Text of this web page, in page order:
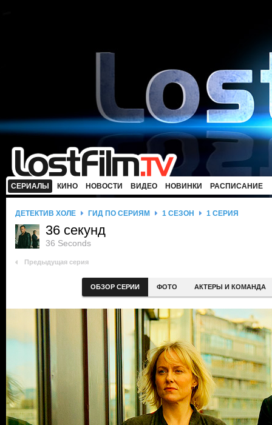
СЕРИАЛЫ КИНО НОВОСТИ ВИДЕО НОВИНКИ РАСПИСАНИЕ
ДЕТЕКТИВ ХОЛЕ ГИД ПО СЕРИЯМ 1 СЕЗОН 1 СЕРИЯ
36 секунд
36 Seconds
Предыдущая серия
ОБЗОР СЕРИИ ФОТО АКТЕРЫ И КОМАНДА